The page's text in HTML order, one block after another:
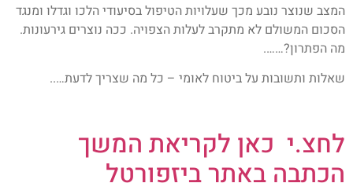
המצב שנוצר נובע מכך שעלויות הטיפול בסיעודי הלכו וגדלו ומנגד
הסכום המשולם לא מתקרב לעלות הצפויה. ככה נוצרים גירעונות.
מה הפתרון?…….
שאלות ותשובות על ביטוח לאומי – כל מה שצריך לדעת…..
לחצ.י כאן לקריאת המשך
הכתבה באתר ביזפורטל